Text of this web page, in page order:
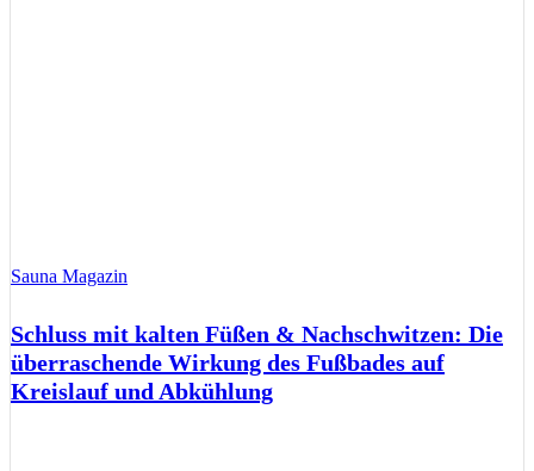
Sauna Magazin
Schluss mit kalten Füßen & Nachschwitzen: Die
überraschende Wirkung des Fußbades auf
Kreislauf und Abkühlung